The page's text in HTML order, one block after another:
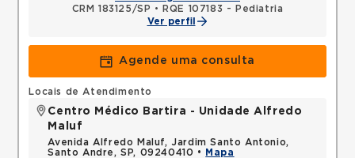
CRM 183125/SP •
RQE 107183 - Pediatria
Ver perfil
Agende uma consulta
Locais de Atendimento
Centro Médico Bartira - Unidade Alfredo
Maluf
Avenida Alfredo Maluf, Jardim Santo Antonio,
Santo Andre, SP, 09240410 •
Mapa